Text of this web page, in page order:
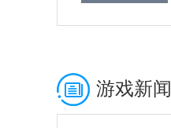
游戏新闻